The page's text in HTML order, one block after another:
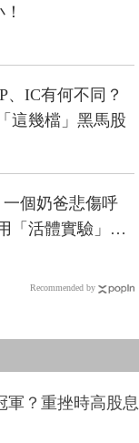
、IC有何不同？
這幾檔」黑馬股
個奶爸悲傷呼
「活體實驗」來
Recommended by
軍？重挫時高股息